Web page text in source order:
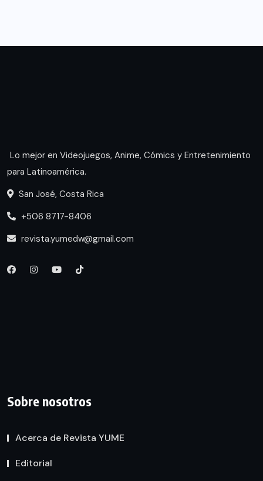
Lo mejor en Videojuegos, Anime, Cómics y Entretenimiento
para Latinoamérica.
San José, Costa Rica
+506 8717-8406
revista.yumedw@gmail.com
Sobre nosotros
Acerca de Revista YUME
Editorial